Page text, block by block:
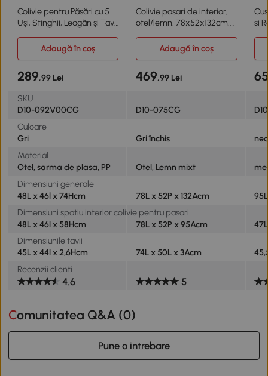
Colivie pentru Păsări cu 5
Uși, Stinghii, Leagăn și Tavă
Colivie pasari de interior,
otel/lemn, 78x52x132cm,
si
Adaugă în coș Adaugă în coș
289,99 Lei 469,99 Lei
SKU
D10-092V00CG
D10-075CG
Culoare
Gri
Gri închis
Material
Otel, sarma de plasa, PP
Otel, Lemn mixt
Dimensiuni generale
48L x 46l x 74Hcm
78L x 52P x 132Acm
Dimensiuni spatiu interior colivie pentru pasari
48L x 46l x 58Hcm
78L x 52P x 95Acm
Dimensiunile tavii
45L x 44l x 2,6Hcm
74L x 50L x 3Acm
Recenzii clienti
4.6 5
Comunitatea Q&A (0)
Pune o intrebare